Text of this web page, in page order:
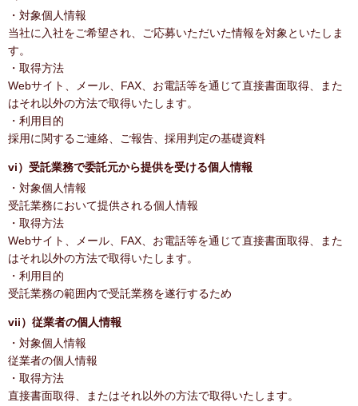
・対象個人情報
当社に入社をご希望され、ご応募いただいた情報を対象といたしま
す。
・取得方法
Webサイト、メール、FAX、お電話等を通じて直接書面取得、また
はそれ以外の方法で取得いたします。
・利用目的
採用に関するご連絡、ご報告、採用判定の基礎資料
vi）受託業務で委託元から提供を受ける個人情報
・対象個人情報
受託業務において提供される個人情報
・取得方法
Webサイト、メール、FAX、お電話等を通じて直接書面取得、また
はそれ以外の方法で取得いたします。
・利用目的
受託業務の範囲内で受託業務を遂行するため
vii）従業者の個人情報
・対象個人情報
従業者の個人情報
・取得方法
直接書面取得、またはそれ以外の方法で取得いたします。